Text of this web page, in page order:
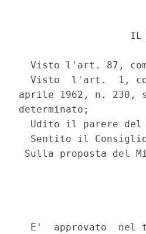
Visto l'art. 87,
Visto  l'art.  1,
aprile 1962, n. 230,
determinato;
Udito il parere del
Sentito il
Sulla proposta del
E'  approvato  nel